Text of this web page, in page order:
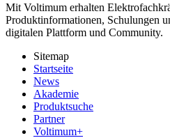
Mit Voltimum erhalten
Produktinformationen, Schulungen
digitalen Plattform und Community.
Sitemap
Startseite
News
Akademie
Produktsuche
Partner
Voltimum+